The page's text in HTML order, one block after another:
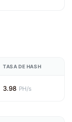
TASA DE HASH
3.98 PH/s